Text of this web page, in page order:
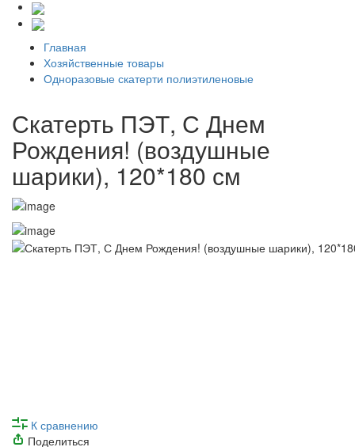
Главная
Хозяйственные товары
Одноразовые скатерти полиэтиленовые
Скатерть ПЭТ, С Днем
Рождения! (воздушные
шарики), 120*180 см
К сравнению
Поделиться